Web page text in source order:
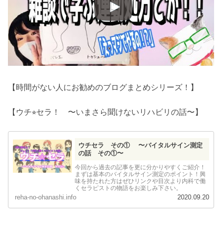
【時間がない人にお勧めのブログまとめシリーズ！】
【ウチ⭐︎セラ！ 〜いまさら聞けないリハビリの話〜】
ウチセラ その① 〜バイタルサイン測定
の話 その①〜
今回から過去の記事を更に分かりやすくご紹介！
まずは基本のバイタルサイン測定のポイント！興
味を持たれた方はぜひリンクや目次より内科で働
くセラピストの物語をお楽しみ下さい。
reha-no-ohanashi.info 2020.09.20